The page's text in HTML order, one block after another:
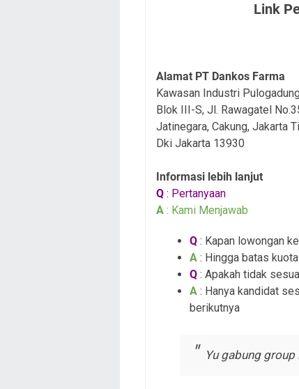
Link
Alamat PT Dankos Farma
Kawasan Industri
Blok III-S, Jl. Rawagatel
Jatinegara, Cakung, Jakarta
Dki Jakarta 13930
Informasi lebih lanjut
Q : Pertanyaan
A : Kami Menjawab
Q : Kapan lowongan
A : Hingga batas
Q : Apakah tidak
A : Hanya kandidat
berikutnya
Yu gabung group